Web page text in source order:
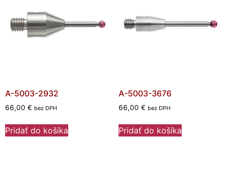
A-5003-2932
66,00 € bez DPH
Pridať do košíka
A-5003-3676
66,00 € bez DPH
Pridať do košíka